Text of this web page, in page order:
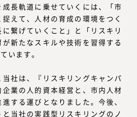
長軌道に乗せていくには、「市
えて、人材の育成の環境をつく
繋げていくこと」と「リスキリ
新たなスキルや技術を習得する
います。
社は、『リスキリングキャンパ
業の人的資本経営と、市内人材
する運びとなりました。今後、
当社の実践型リスキリングのノ